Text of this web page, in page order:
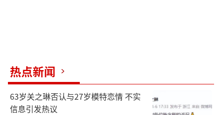
热点新闻
63岁关之琳否认与27岁模特恋情 不实
信息引发热议